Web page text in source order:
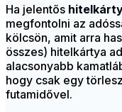
Ha jelentős
megfontolni az
kölcsön, amit arra
összes) hitelkártya
alacsonyabb
hogy csak egy
futamidővel.